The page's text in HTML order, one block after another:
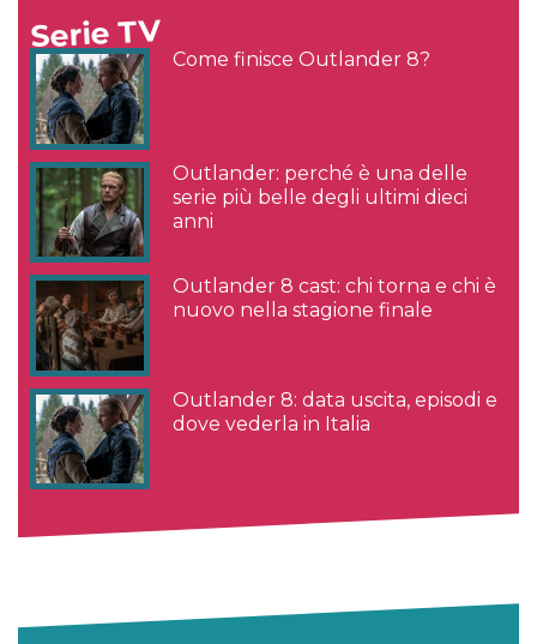
Serie TV
Come finisce Outlander 8?
Outlander: perché è una delle
serie più belle degli ultimi dieci
anni
Outlander 8 cast: chi torna e chi è
nuovo nella stagione finale
Outlander 8: data uscita, episodi e
dove vederla in Italia